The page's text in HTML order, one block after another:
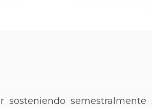
semestralmente